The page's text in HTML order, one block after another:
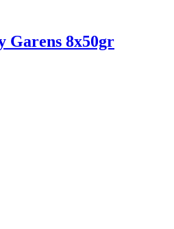
Garens 8x50gr